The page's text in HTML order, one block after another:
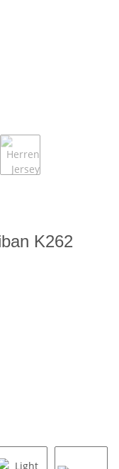
K262